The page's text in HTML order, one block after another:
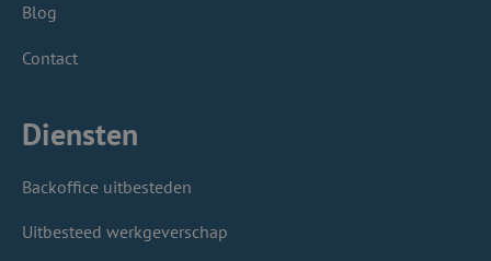
Blog
Contact
Diensten
Backoffice uitbesteden
Uitbesteed werkgeverschap